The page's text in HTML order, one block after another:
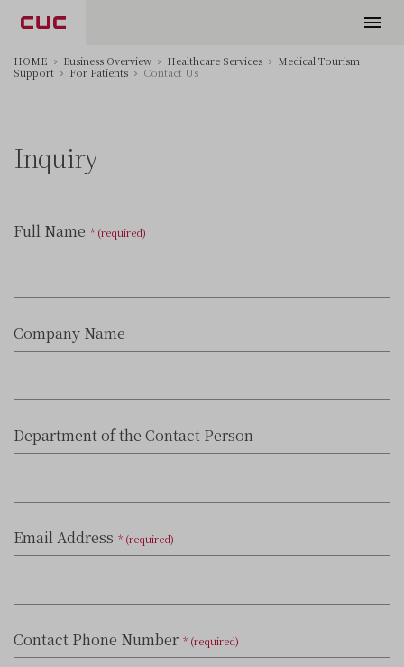
HOME Business Overview Healthcare Services
Medical Tourism
Support
For Patients Contact Us
Inquiry
Full Name * (required)
Company Name
Department of the Contact Person
Email Address * (required)
Contact Phone Number * (required)